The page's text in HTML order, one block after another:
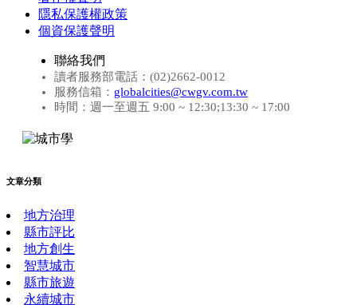
隱私保護權政策
個資保護聲明
聯絡我們
讀者服務部電話：(02)2662-0012
服務信箱： globalcities@cwgv.com.tw
時間：週一至週五 9:00 ~ 12:30;13:30 ~ 17:00
文章分類
地方治理
縣市評比
地方創生
智慧城市
縣市旅遊
永續城市